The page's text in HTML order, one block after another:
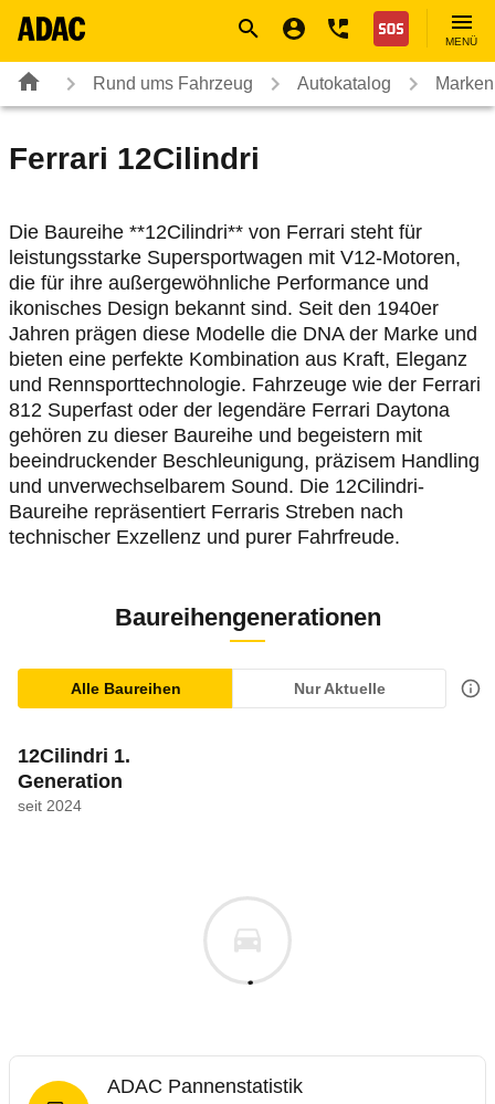
Nothilfe
MENÜ
Rund ums Fahrzeug Autokatalog
Ferrari 12Cilindri
Die Baureihe **12Cilindri** von Ferrari steht für
leistungsstarke Supersportwagen mit V12-Motoren,
die für ihre außergewöhnliche Performance und
ikonisches Design bekannt sind. Seit den 1940er
Jahren prägen diese Modelle die DNA der Marke und
bieten eine perfekte Kombination aus Kraft, Eleganz
und Rennsporttechnologie. Fahrzeuge wie der Ferrari
812 Superfast oder der legendäre Ferrari Daytona
gehören zu dieser Baureihe und begeistern mit
beeindruckender Beschleunigung, präzisem Handling
und unverwechselbarem Sound. Die 12Cilindri-
Baureihe repräsentiert Ferraris Streben nach
technischer Exzellenz und purer Fahrfreude.
Baureihengenerationen
Alle Baureihen Nur Aktuelle
12Cilindri 1.
Generation
seit 2024
ADAC Pannenstatistik